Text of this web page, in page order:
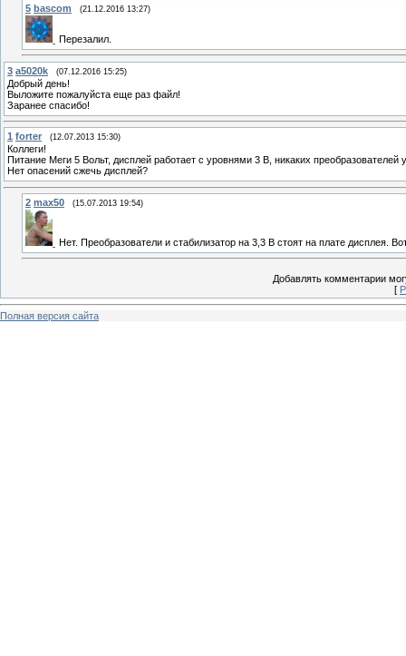
5 bascom (21.12.2016 13:27)
Перезалил.
3 a5020k (07.12.2016 15:25)
Добрый день!
Выложите пожалуйста еще раз файл!
Заранее спасибо!
1 forter (12.07.2013 15:30)
Коллеги!
Питание Меги 5 Вольт, дисплей работает с уровнями 3 В, никаких преобразователей
Нет опасений сжечь дисплей?
2 max50 (15.07.2013 19:54)
Нет. Преобразователи и стабилизатор на 3,3 В стоят на плате дисплея.
Добавлять комментарии
[
Полная версия сайта